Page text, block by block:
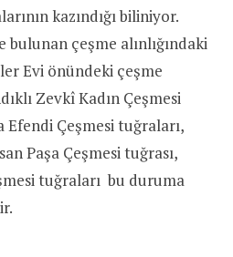
kazındığı biliniyor.
bulunan çeşme alınlığındaki
Evi önündeki çeşme
Zevkî Kadın Çeşmesi
Efendi Çeşmesi tuğraları,
Paşa Çeşmesi tuğrası,
tuğraları bu duruma